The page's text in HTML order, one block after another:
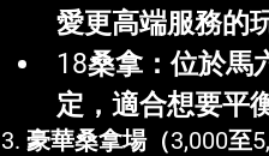
愛更高端服務的
18桑拿 ：位於
定，適合想要平
3. 豪華桑拿場（3,000至